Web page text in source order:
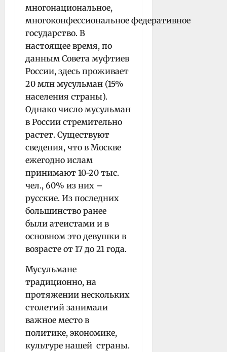
многонациональное,
многоконфессиональное федеративное
государство. В
настоящее время, по
данным Совета муфтиев
России, здесь проживает
20 млн мусульман (15%
населения страны).
Однако число мусульман
в России стремительно
растет. Существуют
сведения, что в Москве
ежегодно ислам
принимают 10-20 тыс.
чел., 60% из них –
русские. Из последних
большинство ранее
были атеистами и в
основном это девушки в
возрасте от 17 до 21 года.
Мусульмане
традиционно, на
протяжении нескольких
столетий занимали
важное место в
политике, экономике,
культуре нашей страны.